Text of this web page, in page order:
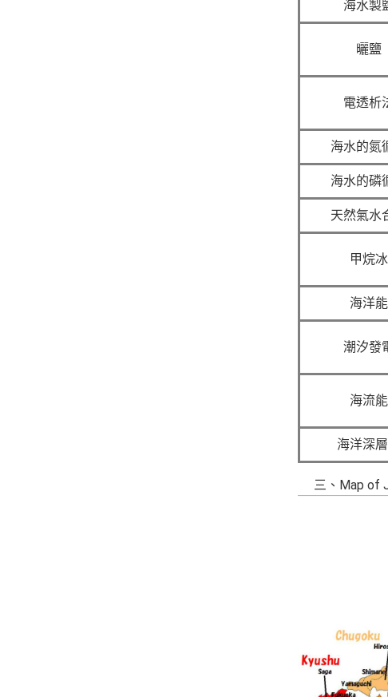
海水製
曬鹽
電透析
海水的氮
海水的磷
天然氣水
甲烷冰
海洋能
潮汐發
海流能
海洋深
三、Map of